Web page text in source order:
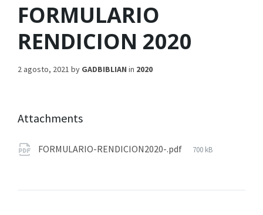
FORMULARIO
RENDICION 2020
2 agosto, 2021 by GADBIBLIAN in 2020
Attachments
FORMULARIO-RENDICION2020-.pdf 700 kB